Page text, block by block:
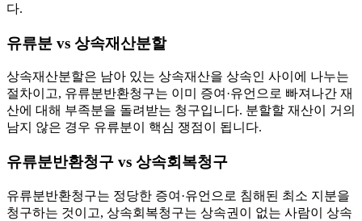
다.
유류분 vs 상속재산분할
상속재산분할은 남아 있는 상속재산을 상속인 사이에 나누는
절차이고, 유류분반환청구는 이미 증여·유언으로 빠져나간 재
산에 대해 부족분을 돌려받는 청구입니다. 분할할 재산이 거의
남지 않은 경우 유류분이 핵심 쟁점이 됩니다.
유류분반환청구 vs 상속회복청구
유류분반환청구는 정당한 증여·유언으로 침해된 최소 지분을
청구하는 것이고, 상속회복청구는 상속권이 없는 사람이 상속